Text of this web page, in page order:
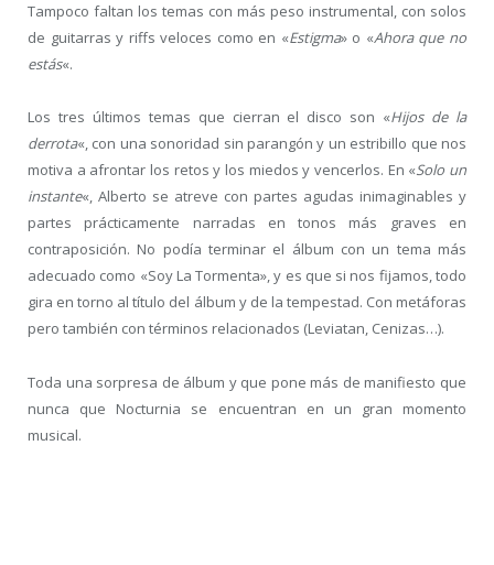
Tampoco faltan los temas con más peso instrumental, con solos
de guitarras y riffs veloces como en «Estigma» o «Ahora que no
estás«.
Los tres últimos temas que cierran el disco son «Hijos de la
derrota«, con una sonoridad sin parangón y un estribillo que nos
motiva a afrontar los retos y los miedos y vencerlos. En «Solo un
instante«, Alberto se atreve con partes agudas inimaginables y
partes prácticamente narradas en tonos más graves en
contraposición. No podía terminar el álbum con un tema más
adecuado como «Soy La Tormenta», y es que si nos fijamos, todo
gira en torno al título del álbum y de la tempestad. Con metáforas
pero también con términos relacionados (Leviatan, Cenizas…).
Toda una sorpresa de álbum y que pone más de manifiesto que
nunca que Nocturnia se encuentran en un gran momento
musical.